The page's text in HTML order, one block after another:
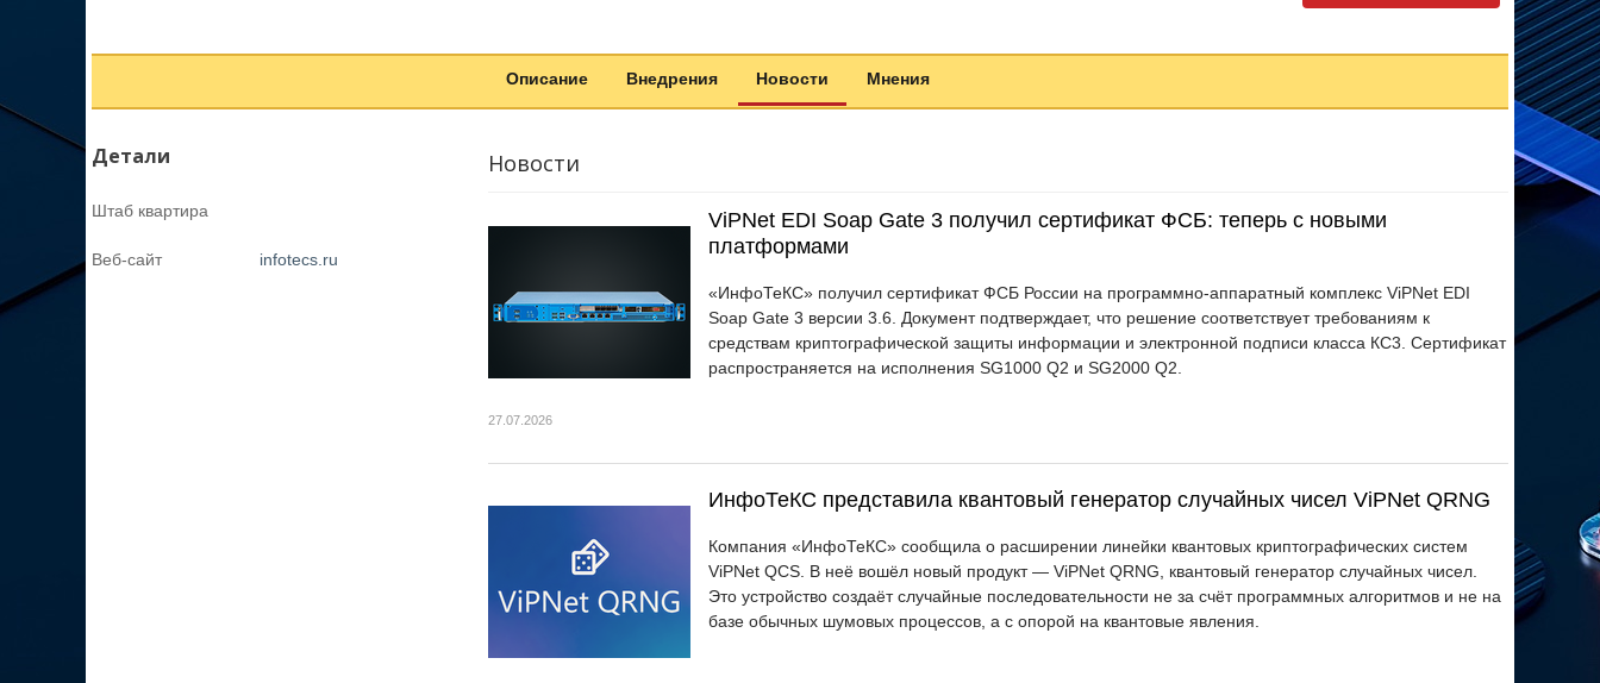
Описание Внедрения Новости Мнения
Детали
Штаб квартира
Веб-сайт infotecs.ru
Новости
ViPNet EDI Soap Gate 3 получил сертификат ФСБ: теперь с новыми
платформами
«ИнфоТеКС» получил сертификат ФСБ России на программно-аппаратный комплекс ViPNet EDI
Soap Gate 3 версии 3.6. Документ подтверждает, что решение соответствует требованиям к
средствам криптографической защиты информации и электронной подписи класса КС3. Сертификат
распространяется на исполнения SG1000 Q2 и SG2000 Q2.
27.07.2026
ИнфоТеКС представила квантовый генератор случайных чисел ViPNet QRNG
Компания «ИнфоТеКС» сообщила о расширении линейки квантовых криптографических систем
ViPNet QCS. В неё вошёл новый продукт — ViPNet QRNG, квантовый генератор случайных чисел.
Это устройство создаёт случайные последовательности не за счёт программных алгоритмов и не на
базе обычных шумовых процессов, а с опорой на квантовые явления.